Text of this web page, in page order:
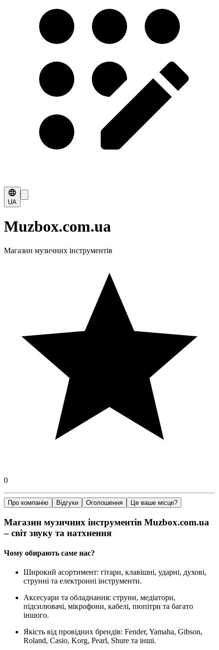
UA
Muzbox.com.ua
Магазин музичних інструментів
0
Про компанію Відгуки Оголошення Це ваше місце?
Магазин музичних інструментів Muzbox.com.ua
– світ звуку та натхнення
Чому обирають саме нас?
Широкий асортимент: гітари, клавішні, ударні, духові,
струнні та електронні інструменти.
Аксесуари та обладнання: струни, медіатори,
підсилювачі, мікрофони, кабелі, пюпітри та багато
іншого.
Якість від провідних брендів: Fender, Yamaha, Gibson,
Roland, Casio, Korg, Pearl, Shure та інші.